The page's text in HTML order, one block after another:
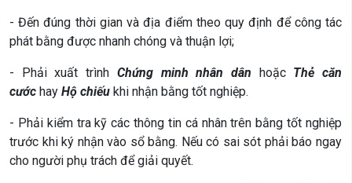
- Đến đúng thời gian và địa điểm theo quy định để công tác
phát bằng được nhanh chóng và thuận lợi;
- Phải xuất trình Chứng minh nhân dân hoặc Thẻ căn
cước hay Hộ chiếu khi nhận bằng tốt nghiệp.
- Phải kiểm tra kỹ các thông tin cá nhân trên bằng tốt nghiệp
trước khi ký nhận vào sổ bằng. Nếu có sai sót phải báo ngay
cho người phụ trách để giải quyết.